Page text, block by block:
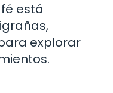
está
explorar